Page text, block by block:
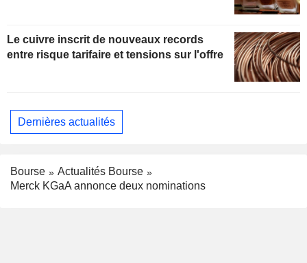
Le cuivre inscrit de nouveaux records
entre risque tarifaire et tensions sur l'offre
Dernières actualités
Bourse
Actualités Bourse
Merck KGaA annonce deux nominations